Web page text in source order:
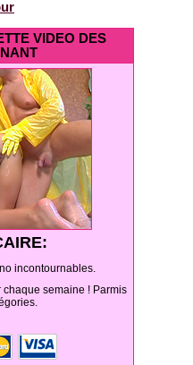
VIDEO DES
incontournables.
semaine ! Parmis